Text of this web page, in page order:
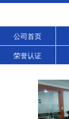
公司首页
荣誉认证